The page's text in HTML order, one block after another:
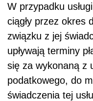
W przypadku
ciągły przez okres
związku z jej
upływają terminy
się za wykonaną z
podatkowego, do
świadczenia tej